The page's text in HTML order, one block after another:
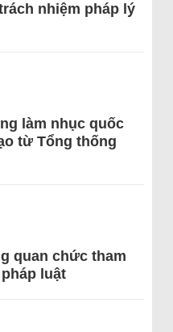
nhiệm pháp lý
làm nhục quốc
từ Tổng thống
quan chức tham
luật